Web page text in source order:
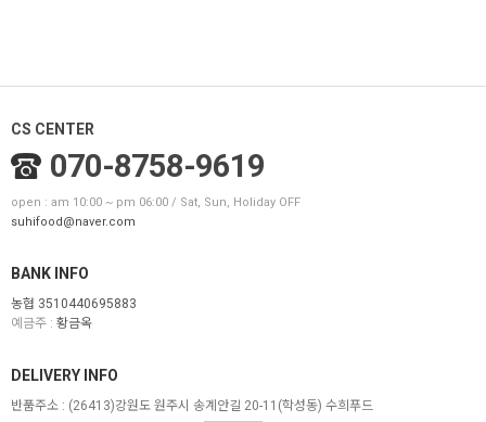
CS CENTER
070-8758-9619
open : am 10:00 ~ pm 06:00 / Sat, Sun, Holiday OFF
suhifood@naver.com
BANK INFO
농협 3510440695883
예금주 : 황금옥
DELIVERY INFO
반품주소 : (26413)강원도 원주시 송계안길 20-11(학성동) 수희푸드